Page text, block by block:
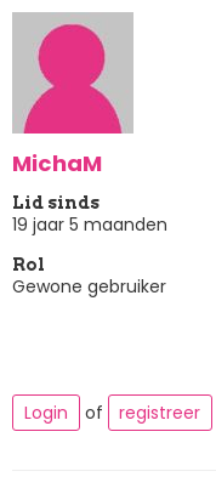
MichaM
Lid sinds
19 jaar 5 maanden
Rol
Gewone gebruiker
Login
of registreer